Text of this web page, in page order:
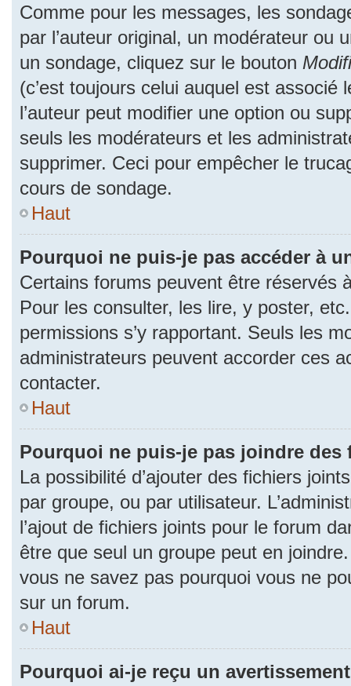
Comme pour les messages, les
par l’auteur original, un modérateur ou
un sondage, cliquez sur le bouton
(c’est toujours celui auquel est associé
l’auteur peut modifier une option ou
seuls les modérateurs et les
supprimer. Ceci pour empêcher le
cours de sondage.
Haut
Pourquoi ne puis-je pas accéder à
Certains forums peuvent être réservés
Pour les consulter, les lire, y poster,
permissions s’y rapportant. Seuls les
administrateurs peuvent accorder ces
contacter.
Haut
Pourquoi ne puis-je pas joindre des
La possibilité d’ajouter des fichiers
par groupe, ou par utilisateur.
l’ajout de fichiers joints pour le forum
être que seul un groupe peut en
vous ne savez pas pourquoi vous ne
sur un forum.
Haut
Pourquoi ai-je reçu un